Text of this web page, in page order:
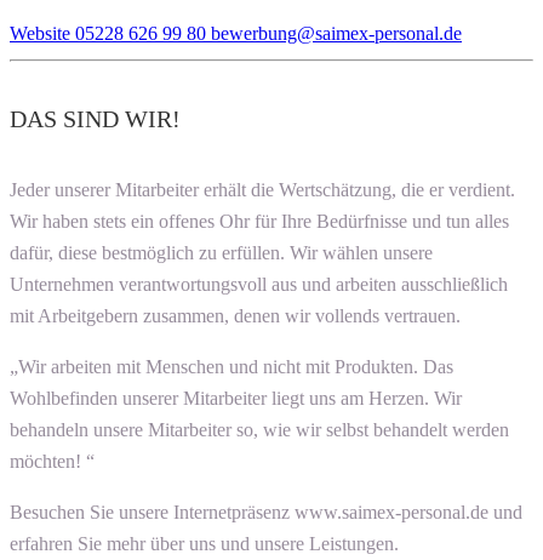
Website 05228 626 99 80 bewerbung@saimex-personal.de
DAS SIND WIR!
Jeder unserer Mitarbeiter erhält die Wertschätzung, die er verdient.
Wir haben stets ein offenes Ohr für Ihre Bedürfnisse und tun alles
dafür, diese bestmöglich zu erfüllen. Wir wählen unsere
Unternehmen verantwortungsvoll aus und arbeiten ausschließlich
mit Arbeitgebern zusammen, denen wir vollends vertrauen.
„Wir arbeiten mit Menschen und nicht mit Produkten. Das
Wohlbefinden unserer Mitarbeiter liegt uns am Herzen. Wir
behandeln unsere Mitarbeiter so, wie wir selbst behandelt werden
möchten! “
Besuchen Sie unsere Internetpräsenz www.saimex-personal.de und
erfahren Sie mehr über uns und unsere Leistungen.